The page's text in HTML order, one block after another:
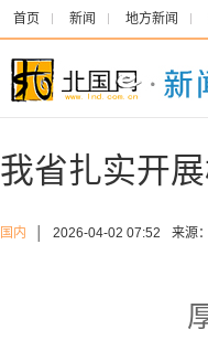
首页 新闻 地方新闻
我省扎实开
国内 2026-04-02 07:52 来源：